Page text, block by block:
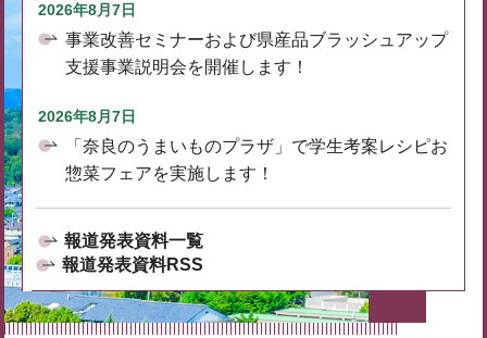
2026年8月7日
事業改善セミナーおよび県産品ブラッシュアップ
支援事業説明会を開催します！
2026年8月7日
「奈良のうまいものプラザ」で学生考案レシピお
惣菜フェアを実施します！
報道発表資料一覧
報道発表資料RSS